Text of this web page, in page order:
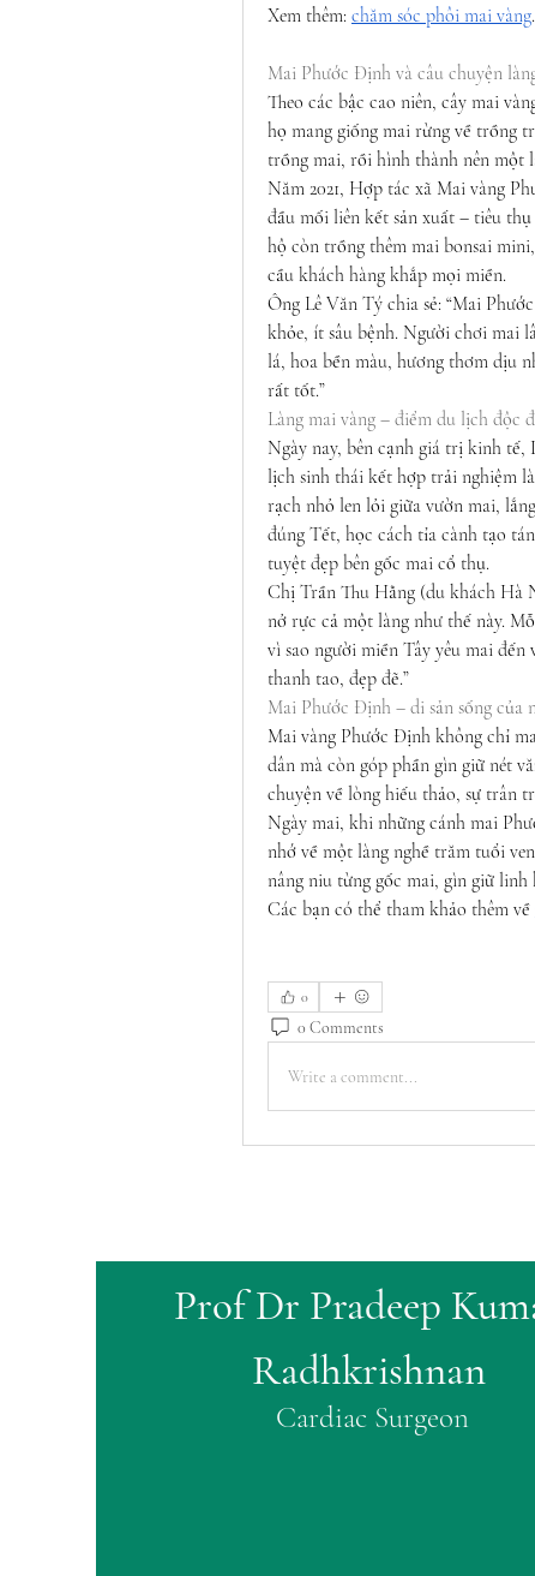
Xem thêm: chăm sóc phôi mai vàng.
Mai Phước Định và câu chuyện
Theo các bậc cao niên, cây mai
họ mang giống mai rừng về trồng
trồng mai, rồi hình thành nên một
Năm 2021, Hợp tác xã Mai vàng
đầu mối liên kết sản xuất – tiêu
hộ còn trồng thêm mai bonsai
cầu khách hàng khắp mọi miền.
Ông Lê Văn Tý chia sẻ: “Mai
khỏe, ít sâu bệnh. Người chơi mai
lá, hoa bền màu, hương thơm dịu
rất tốt.”
Làng mai vàng – điểm du lịch độc
Ngày nay, bên cạnh giá trị kinh
lịch sinh thái kết hợp trải nghiệm
rạch nhỏ len lỏi giữa vườn mai,
đúng Tết, học cách tỉa cành tạo
tuyệt đẹp bên gốc mai cổ thụ.
Chị Trần Thu Hằng (du khách Hà
nở rực cả một làng như thế này.
vì sao người miền Tây yêu mai
thanh tao, đẹp đẽ.”
Mai Phước Định – di sản sống của
Mai vàng Phước Định không chỉ
dân mà còn góp phần gìn giữ nét
chuyện về lòng hiếu thảo, sự trân
Ngày mai, khi những cánh mai
nhớ về một làng nghề trăm tuổi
nâng niu từng gốc mai, gìn giữ
Các bạn có thể tham khảo thêm về
0
0 Comments
Write a comment...
Prof Dr Pradeep
Radhkrishnan
Cardiac Surgeon